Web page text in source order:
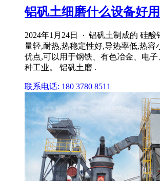
铝矾土细磨什么设备好
2024年1月24日 · 铝矾土制成的 硅酸
量轻,耐热,热稳定性好,导热率低,热容
优点,可以用于钢铁、有色冶金、电
种工业。 铝矾土磨 .
联系电话: 180 3780 8511